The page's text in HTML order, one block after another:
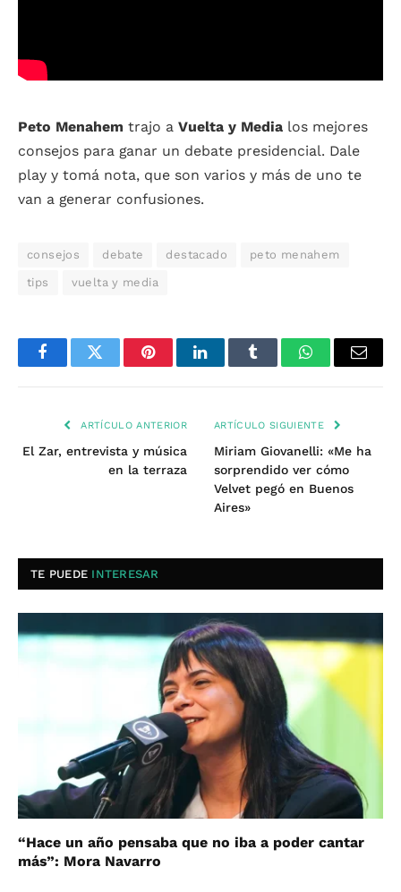
Peto Menahem trajo a Vuelta y Media los mejores
consejos para ganar un debate presidencial. Dale
play y tomá nota, que son varios y más de uno te
van a generar confusiones.
consejos debate destacado peto menahem
tips vuelta y media
FacebookTwitter PinterestLinkedInTumblr WhatsAppEmail
ARTÍCULO ANTERIOR
El Zar, entrevista y música
en la terraza
ARTÍCULO SIGUIENTE
Miriam Giovanelli: «Me ha
sorprendido ver cómo
Velvet pegó en Buenos
Aires»
TE PUEDE INTERESAR
“Hace un año pensaba que no iba a poder cantar
más”: Mora Navarro